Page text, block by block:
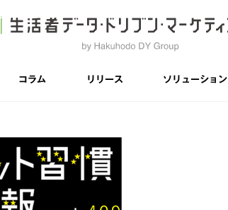
コラム リリース ソリューション